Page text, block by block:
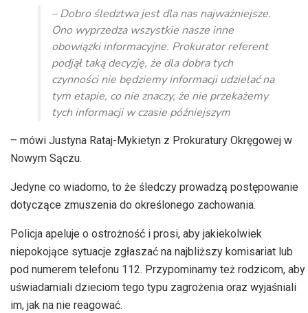
dźwiękowych– Dobro śledztwa jest dla nas najważniejsze.
Ono wyprzedza wszystkie nasze inne
obowiązki informacyjne. Prokurator referent
podjął taką decyzję, że dla dobra tych
czynności nie będziemy informacji udzielać na
tym etapie, co nie znaczy, że nie przekażemy
tych informacji w czasie późniejszym
– mówi Justyna Rataj-Mykietyn z Prokuratury Okręgowej w
Nowym Sączu.
Jedyne co wiadomo, to że śledczy prowadzą postępowanie
dotyczące zmuszenia do określonego zachowania.
Policja apeluje o ostrożność i prosi, aby jakiekolwiek
niepokojące sytuacje zgłaszać na najbliższy komisariat lub
pod numerem telefonu 112. Przypominamy też rodzicom, aby
uświadamiali dzieciom tego typu zagrożenia oraz wyjaśniali
im, jak na nie reagować.